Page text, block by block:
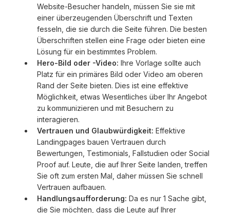
Website-Besucher handeln, müssen Sie sie mit
einer überzeugenden Überschrift und Texten
fesseln, die sie durch die Seite führen. Die besten
Überschriften stellen eine Frage oder bieten eine
Lösung für ein bestimmtes Problem.
Hero-Bild oder -Video: Ihre Vorlage sollte auch
Platz für ein primäres Bild oder Video am oberen
Rand der Seite bieten. Dies ist eine effektive
Möglichkeit, etwas Wesentliches über Ihr Angebot
zu kommunizieren und mit Besuchern zu
interagieren.
Vertrauen und Glaubwürdigkeit: Effektive
Landingpages bauen Vertrauen durch
Bewertungen, Testimonials, Fallstudien oder Social
Proof auf. Leute, die auf Ihrer Seite landen, treffen
Sie oft zum ersten Mal, daher müssen Sie schnell
Vertrauen aufbauen.
Handlungsaufforderung: Da es nur 1 Sache gibt,
die Sie möchten, dass die Leute auf Ihrer